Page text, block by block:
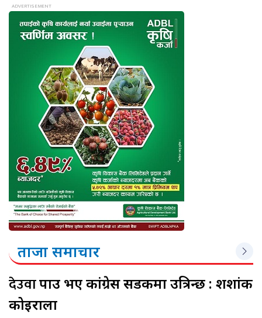
ताजा समाचार
देउवापक्राउ भए कांग्रेस सडकमा उत्रिन्छ : शशांक
कोइराला